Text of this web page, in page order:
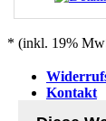
* (inkl. 19%
Kontakt